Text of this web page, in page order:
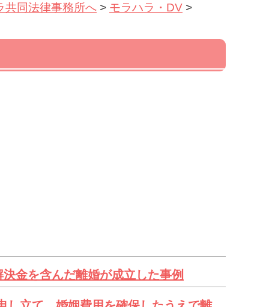
共同法律事務所へ > モラハラ・DV >
金を含んだ離婚が成立した事例